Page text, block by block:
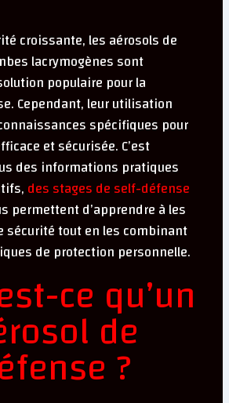
croissante, les aérosols de
lacrymogènes sont
populaire pour la
Cependant, leur utilisation
spécifiques pour
et sécurisée. C’est
des informations pratiques
des stages de self-défense
permettent d’apprendre à les
sécurité tout en les combinant
de protection personnelle.
ce qu’un
de
?